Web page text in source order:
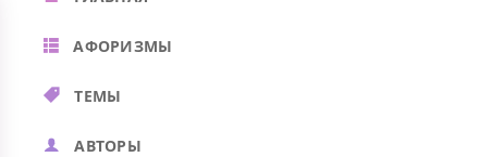
АФОРИЗМЫ
ТЕМЫ
АВТОРЫ